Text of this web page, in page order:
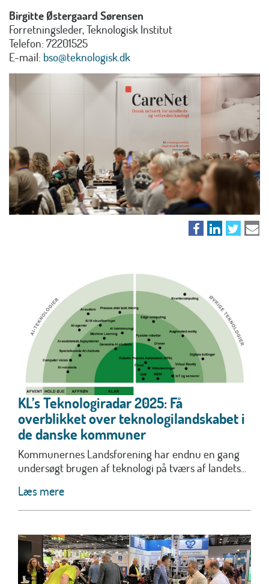
Birgitte Østergaard Sørensen
Forretningsleder, Teknologisk Institut
Telefon: 72201525
E-mail: bso@teknologisk.dk
KL’s Teknologiradar 2025: Få
overblikket over teknologilandskabet i
de danske kommuner
Kommunernes Landsforening har endnu en gang
undersøgt brugen af teknologi på tværs af landets...
Læs mere